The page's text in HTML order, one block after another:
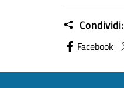
Condividi:
Facebook